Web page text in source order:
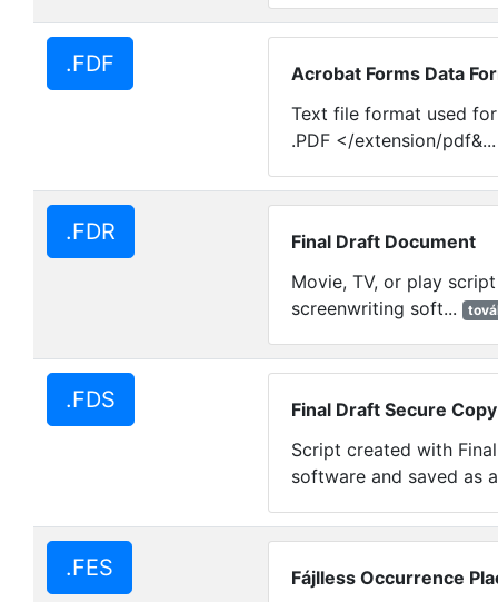
.FDF
Acrobat Forms Data
Text file format used
.PDF </extension/
.FDR
Final Draft Document
Movie, TV, or play
screenwriting soft...
.FDS
Final Draft Secure Copy
Script created with
software and saved as
.FES
Fájlless Occurrence